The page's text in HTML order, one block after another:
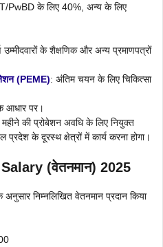
PwBD के लिए 40%, अन्य के लिए
उम्मीदवारों के शैक्षणिक और अन्य प्रमाणपत्रों
(PEME): अंतिम चयन के लिए चिकित्सा
आधार पर।
महीने की प्रोबेशन अवधि के लिए नियुक्त
के दूरस्थ क्षेत्रों में कार्य करना होगा।
(वेतनमान) 2025
निम्नलिखित वेतनमान प्रदान किया